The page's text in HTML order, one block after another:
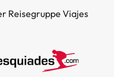
Reisegruppe Viajes